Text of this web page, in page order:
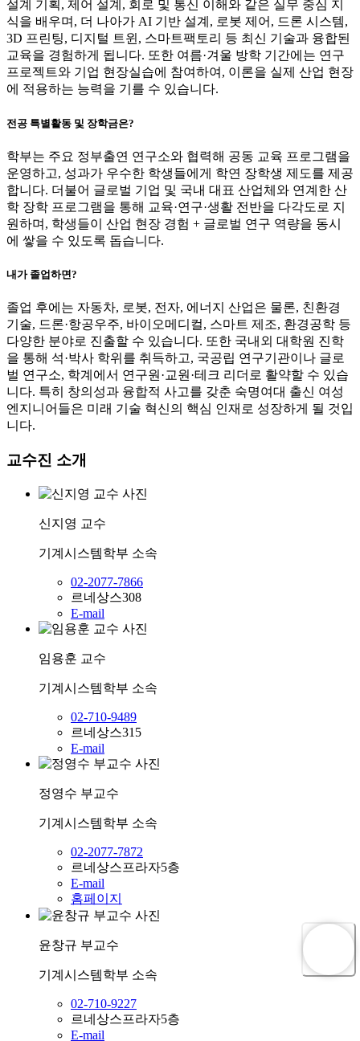
설계 기획, 제어 설계, 회로 및 통신 이해와 같은 실무 중심 지
식을 배우며, 더 나아가 AI 기반 설계, 로봇 제어, 드론 시스템,
3D 프린팅, 디지털 트윈, 스마트팩토리 등 최신 기술과 융합된
교육을 경험하게 됩니다. 또한 여름·겨울 방학 기간에는 연구
프로젝트와 기업 현장실습에 참여하여, 이론을 실제 산업 현장
에 적용하는 능력을 기를 수 있습니다.
전공 특별활동 및 장학금은?
학부는 주요 정부출연 연구소와 협력해 공동 교육 프로그램을
운영하고, 성과가 우수한 학생들에게 학연 장학생 제도를 제공
합니다. 더불어 글로벌 기업 및 국내 대표 산업체와 연계한 산
학 장학 프로그램을 통해 교육·연구·생활 전반을 다각도로 지
원하며, 학생들이 산업 현장 경험 + 글로벌 연구 역량을 동시
에 쌓을 수 있도록 돕습니다.
내가 졸업하면?
졸업 후에는 자동차, 로봇, 전자, 에너지 산업은 물론, 친환경
기술, 드론·항공우주, 바이오메디컬, 스마트 제조, 환경공학 등
다양한 분야로 진출할 수 있습니다. 또한 국내외 대학원 진학
을 통해 석·박사 학위를 취득하고, 국공립 연구기관이나 글로
벌 연구소, 학계에서 연구원·교원·테크 리더로 활약할 수 있습
니다. 특히 창의성과 융합적 사고를 갖춘 숙명여대 출신 여성
엔지니어들은 미래 기술 혁신의 핵심 인재로 성장하게 될 것입
니다.
교수진 소개
신지영 교수
기계시스템학부 소속
02-2077-7866
르네상스308
E-mail
임용훈 교수
기계시스템학부 소속
02-710-9489
르네상스315
E-mail
정영수 부교수
기계시스템학부 소속
02-2077-7872
르네상스프라자5층
E-mail
홈페이지
윤창규 부교수
기계시스템학부 소속
02-710-9227
르네상스프라자5층
E-mail